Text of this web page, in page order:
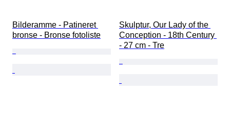
Bilderamme - Patineret
bronse - Bronse fotoliste
Skulptur, Our Lady of the
Conception - 18th Century
- 27 cm - Tre